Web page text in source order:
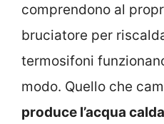
comprendono al
bruciatore per
termosifoni
modo. Quello che
produce l’acqua calda